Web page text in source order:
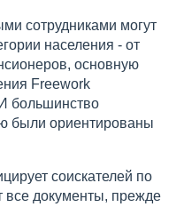
сотрудниками могут
населения - от
основную
Freework
большинство
были ориентированы
соискателей по
все документы, прежде